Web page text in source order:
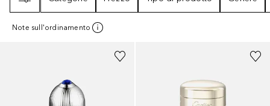
Note sull'ordinamento